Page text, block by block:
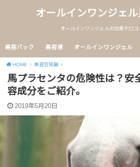
オールインワンジェ
オールインワンジェルの効果や口コ
美容パック 美容液 オールインワンジェル
HOME 美容豆知識
馬プラセンタの危険性は？安
容成分をご紹介。
2019年5月20日